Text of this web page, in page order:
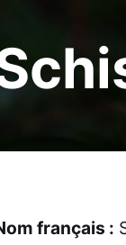
français :